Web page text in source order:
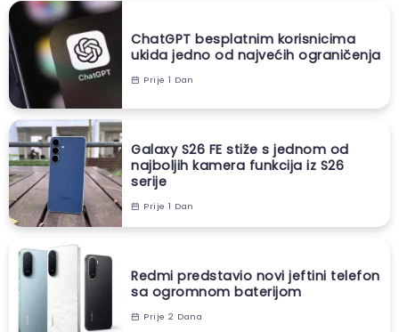
ChatGPT besplatnim korisnicima
ukida jedno od najvećih ograničenja
Prije 1 Dan
Galaxy S26 FE stiže s jednom od
najboljih kamera funkcija iz S26
serije
Prije 1 Dan
Redmi predstavio novi jeftini telefon
sa ogromnom baterijom
Prije 2 Dana